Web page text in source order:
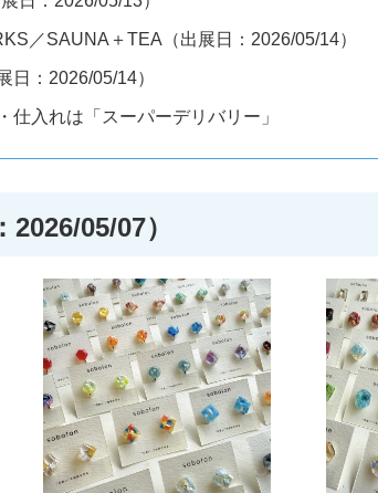
／SAUNA＋TEA（出展日：2026/05/14）
日：2026/05/14）
仕入れは「スーパーデリバリー」
05/07）